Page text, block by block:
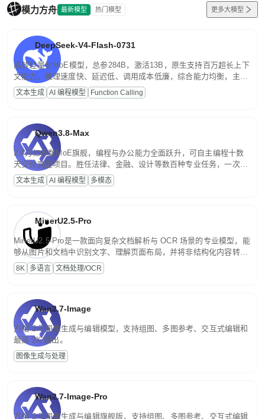
模力方舟 最新模型 热门模型 更多大模型
DeepSeek-V4-Flash-0731
高效轻量化MoE模型，总参284B，激活13B，原生支持百万超长上下
文能力。推理速度快、延迟低、调用成本低廉，综合能力均衡，主打
高并发、轻量化任务，适合日常对话、内容创作、基础 RAG、批量
文案处理等普惠刚需场景。
文本生成 AI 编程模型 Function Calling
Qwen3.8-Max
2.4万亿参数MoE旗舰，编程与办公能力全面跃升，可自主编程十数
天交付完整项目。胜任法律、金融、设计等数百种专业任务，一次对
话端到端交付生产级成果。原生视觉理解贯穿规划、执行与验证全流
程，支持超长文档与长视频的深度语义解析。长程任务中自主规划与
文本生成 AI 编程模型 多模态
MinerU2.5-Pro
MinerU2.5-Pro是一款面向复杂文档解析与 OCR 场景的专业模型，能
够从图片和文档中识别文字、理解页面布局，并将非结构化内容转换
为便于存储、检索和二次处理的结构化结果。
8K 多语言 文档处理/OCR
Wan2.7-Image
万相 2.7 图像生成与编辑模型，支持组图、多图参考、交互式编辑和
最高 2K 输出。
图像生成与处理
Wan2.7-Image-Pro
万相 2.7 图像生成与编辑旗舰版，支持组图、多图参考、交互式编辑